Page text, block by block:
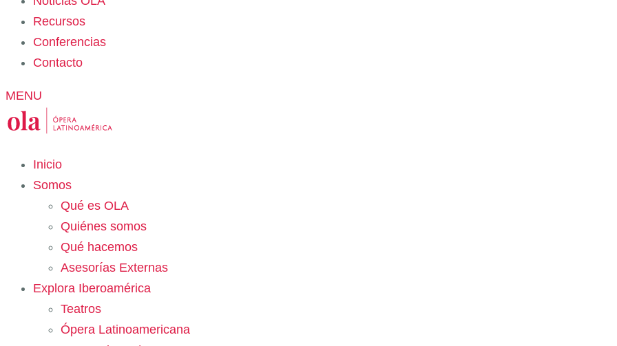
Recursos
Conferencias
Contacto
MENU
Inicio
Somos
Qué es OLA
Quiénes somos
Qué hacemos
Asesorías Externas
Explora Iberoamérica
Teatros
Ópera Latinoamericana